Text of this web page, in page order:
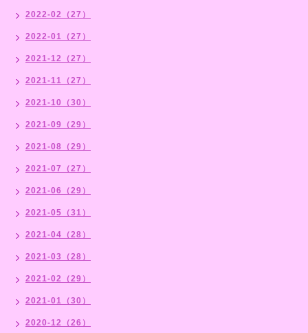
2022-02（27）
2022-01（27）
2021-12（27）
2021-11（27）
2021-10（30）
2021-09（29）
2021-08（29）
2021-07（27）
2021-06（29）
2021-05（31）
2021-04（28）
2021-03（28）
2021-02（29）
2021-01（30）
2020-12（26）